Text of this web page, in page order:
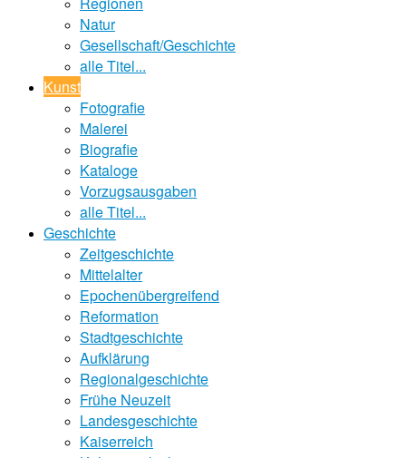
Natur
Gesellschaft/Geschichte
alle Titel...
Kunst
Fotografie
Malerei
Biografie
Kataloge
Vorzugsausgaben
alle Titel...
Geschichte
Zeitgeschichte
Mittelalter
Epochenübergreifend
Reformation
Stadtgeschichte
Aufklärung
Regionalgeschichte
Frühe Neuzeit
Landesgeschichte
Kaiserreich